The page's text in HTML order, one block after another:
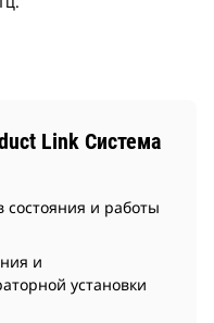
Link Система
и работы
и
установки